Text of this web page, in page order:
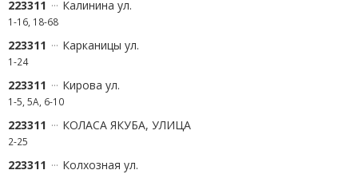
223311 Калинина ул.
1-16, 18-68
223311 Карканицы ул.
1-24
223311 Кирова ул.
1-5, 5А, 6-10
223311 КОЛАСА ЯКУБА, УЛИЦА
2-25
223311 Колхозная ул.